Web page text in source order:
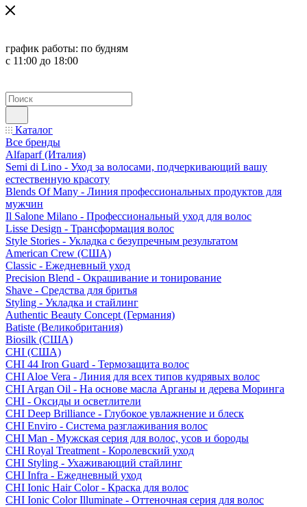
график работы: по будням
с 11:00 до 18:00
Каталог
Все бренды
Alfaparf (Италия)
Semi di Lino - Уход за волосами, подчеркивающий вашу
естественную красоту
Blends Of Many - Линия профессиональных продуктов для
мужчин
Il Salone Milano - Профессиональный уход для волос
Lisse Design - Трансформация волос
Style Stories - Укладка с безупречным результатом
American Crew (США)
Classic - Ежедневный уход
Precision Blend - Окрашивание и тонирование
Shave - Средства для бритья
Styling - Укладка и стайлинг
Authentic Beauty Concept (Германия)
Batiste (Великобритания)
Biosilk (США)
CHI (США)
CHI 44 Iron Guard - Термозащита волос
CHI Aloe Vera - Линия для всех типов кудрявых волос
CHI Argan Oil - На основе масла Арганы и дерева Моринга
CHI - Оксиды и осветлители
CHI Deep Brilliance - Глубокое увлажнение и блеск
CHI Enviro - Система разглаживания волос
CHI Man - Мужская серия для волос, усов и бороды
CHI Royal Treatment - Королевский уход
CHI Styling - Ухаживающий стайлинг
CHI Infra - Ежедневный уход
CHI Ionic Hair Color - Краска для волос
CHI Ionic Color Illuminate - Оттеночная серия для волос